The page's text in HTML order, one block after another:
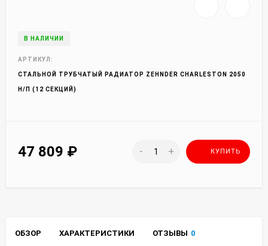
В НАЛИЧИИ
АРТИКУЛ:
СТАЛЬНОЙ ТРУБЧАТЫЙ РАДИАТОР ZEHNDER CHARLESTON 2050
Н/П (12 СЕКЦИЙ)
47 809 ₽ - + КУПИТЬ
ОБЗОР ХАРАКТЕРИСТИКИ ОТЗЫВЫ 0